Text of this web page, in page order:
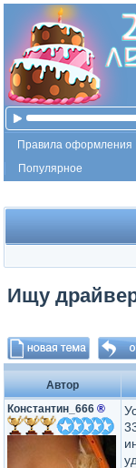
Правила оформления
Популярное
Ищу
Автор
Константин_666 ®